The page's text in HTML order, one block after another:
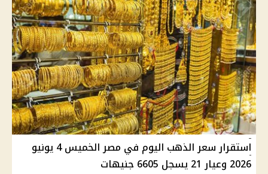
استقرار سعر الذهب اليوم في مصر الخميس 4 يونيو
2026 وعيار 21 يسجل 6605 جنيهات